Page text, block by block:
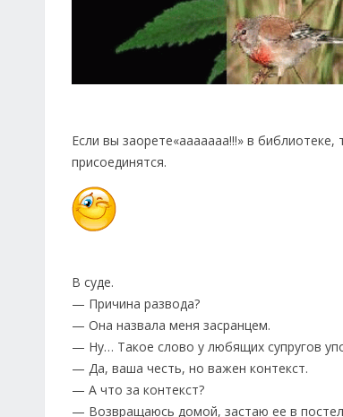
Если вы заорете«ааааааа!!!» в
присоединятся.
В суде.
— Причина развода?
— Она назвала меня засранцем.
— Ну… Такое слово у любящих супругов
— Да, ваша честь, но важен контекст.
— А что за контекст?
— Возвращаюсь домой, застаю ее в